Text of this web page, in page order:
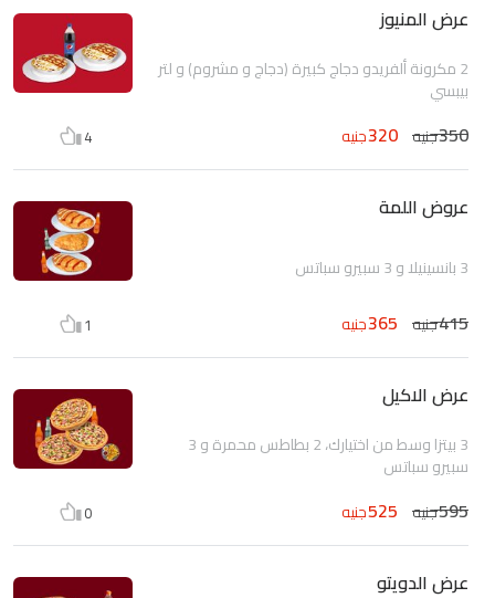
عرض المنيوز
2 مكرونة ألفريدو دجاج كبيرة (دجاج و مشروم) و لتر
بيبسي
350جنيه 320جنيه 4
عروض اللمة
3 بانسينيلا و 3 سبيرو سباتس
415جنيه 365جنيه 1
عرض الاكيل
3 بيتزا وسط من اختيارك، 2 بطاطس محمرة و 3
سبيرو سباتس
595جنيه 525جنيه 0
عرض الدويتو